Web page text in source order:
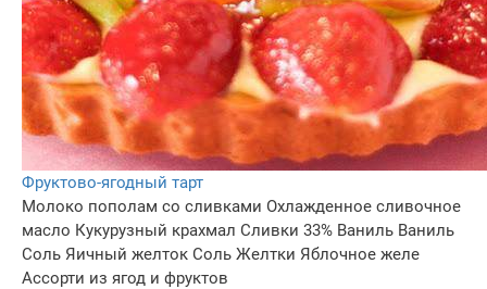
Фруктово-ягодный тарт
Молоко пополам со сливками Охлажденное сливочное
масло Кукурузный крахмал Сливки 33% Ваниль Ваниль
Соль Яичный желток Соль Желтки Яблочное желе
Ассорти из ягод и фруктов